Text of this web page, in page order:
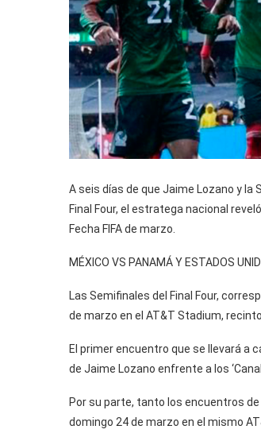
A seis días de que Jaime Lozano y
Final Four, el estratega nacional
Fecha FIFA de marzo.
MÉXICO VS PANAMÁ Y ESTADOS
Las Semifinales del Final Four,
de marzo en el AT&T Stadium,
El primer encuentro que se llevará a
de Jaime Lozano enfrente a los
Por su parte, tanto los encuentros
domingo 24 de marzo en el mismo